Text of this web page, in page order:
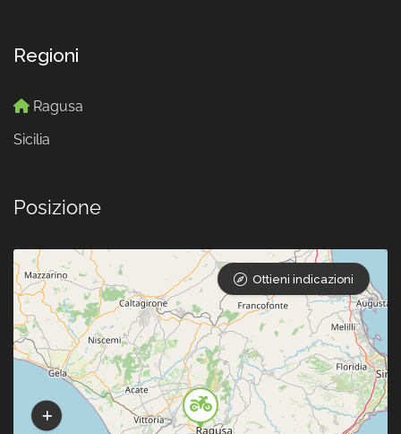
Regioni
Ragusa
Sicilia
Posizione
Ottieni indicazioni